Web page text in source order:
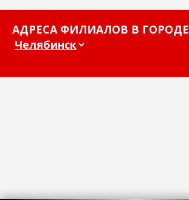
АДРЕСА ФИЛИАЛОВ В ГОРОДЕ